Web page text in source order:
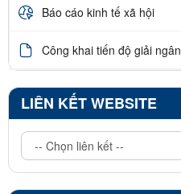
Báo cáo kinh tế xã hội
Công khai tiến độ giải ngân
LIÊN KẾT WEBSITE